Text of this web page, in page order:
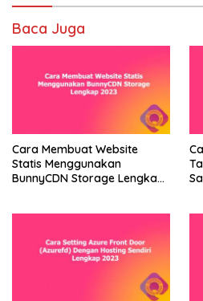
Baca Juga
Cara Membuat Website
Statis Menggunakan
BunnyCDN Storage Lengkap